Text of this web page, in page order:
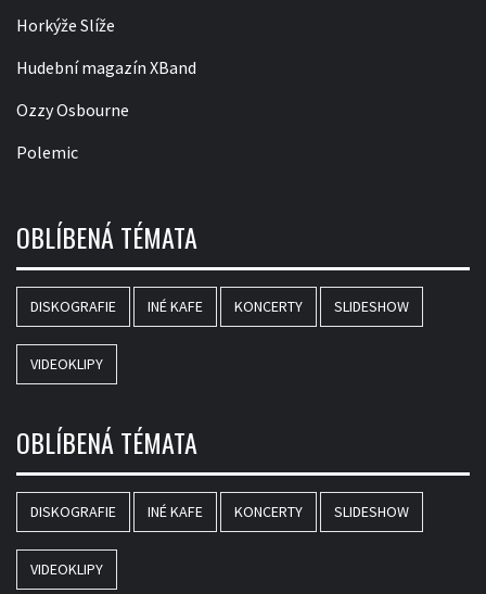
Horkýže Slíže
Hudební magazín XBand
Ozzy Osbourne
Polemic
OBLÍBENÁ TÉMATA
DISKOGRAFIE INÉ KAFE KONCERTY SLIDESHOW
VIDEOKLIPY
OBLÍBENÁ TÉMATA
DISKOGRAFIE INÉ KAFE KONCERTY SLIDESHOW
VIDEOKLIPY